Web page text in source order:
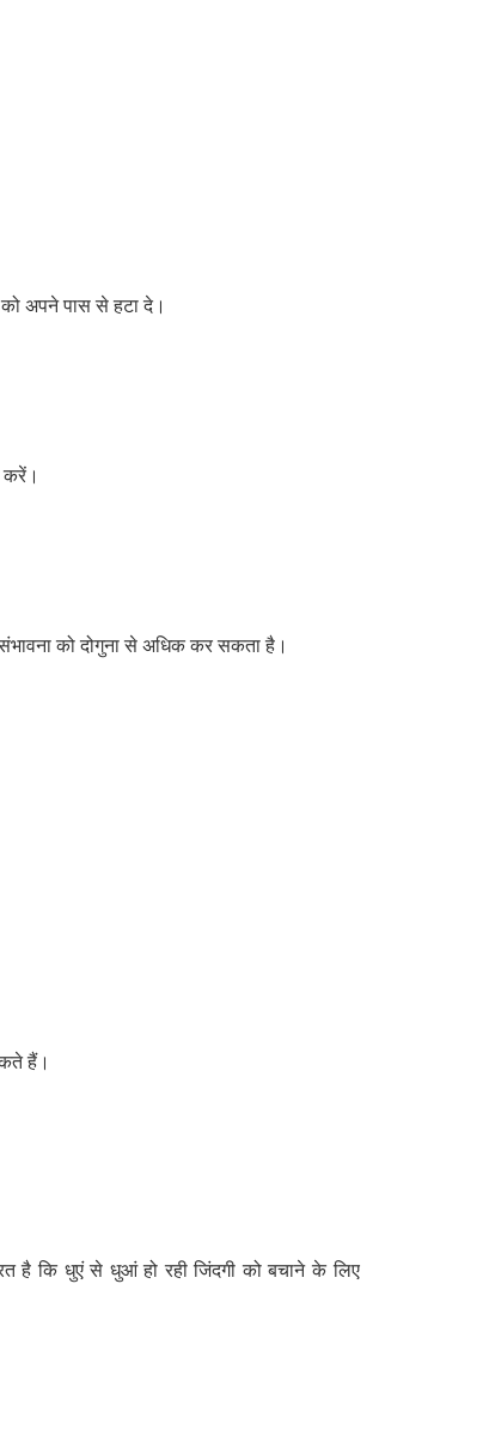
अपने पास से हटा दे।
करें।
को दोगुना से अधिक कर सकता है।
हैं।
है कि धुएं से धुआं हो रही जिंदगी को बचाने के लिए